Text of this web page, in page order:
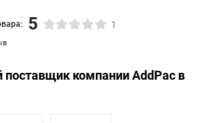
5 1
компанииAddPac в